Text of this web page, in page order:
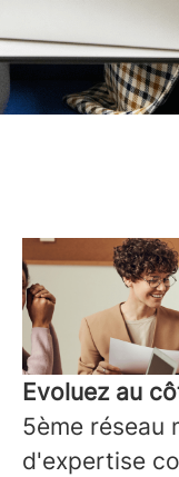
Evoluez au
5ème réseau
d'expertise